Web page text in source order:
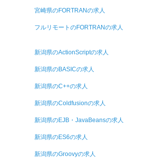
宮崎県のFORTRANの求人
フルリモートのFORTRANの求人
新潟県のActionScriptの求人
新潟県のBASICの求人
新潟県のC++の求人
新潟県のColdfusionの求人
新潟県のEJB・JavaBeansの求人
新潟県のES6の求人
新潟県のGroovyの求人